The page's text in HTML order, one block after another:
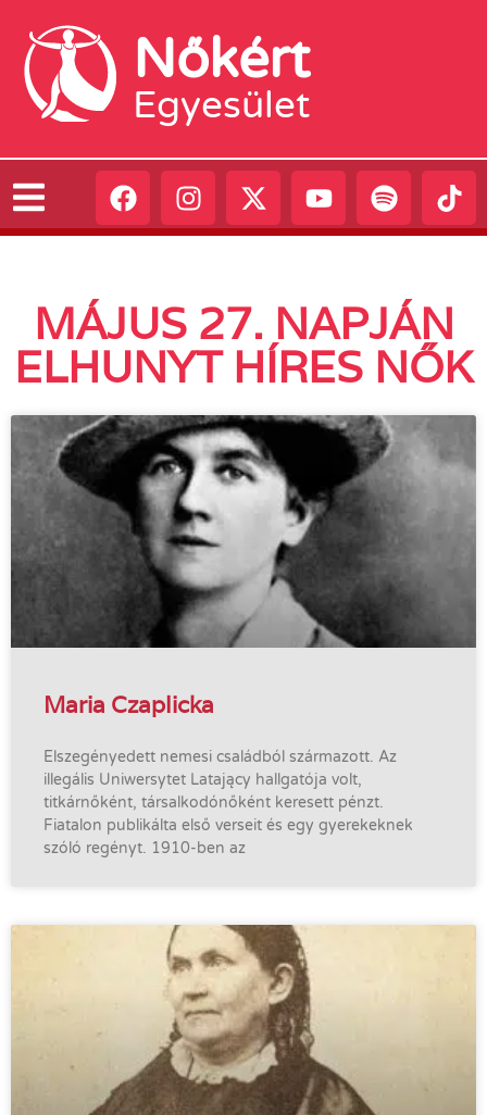
Nőkért
Egyesület
MÁJUS 27. NAPJÁN
ELHUNYT HÍRES NŐK
Maria Czaplicka
Elszegényedett nemesi családból származott. Az
illegális Uniwersytet Latający hallgatója volt,
titkárnőként, társalkodónőként keresett pénzt.
Fiatalon publikálta első verseit és egy gyerekeknek
szóló regényt. 1910-ben az